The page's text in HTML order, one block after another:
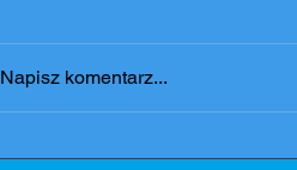
Dziękujemy
Napisz komentarz...